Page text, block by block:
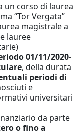
un corso di laurea
“Tor Vergata”
magistrale a
lauree
01/11/2020-
, della durata
periodi di
e
universitari
da parte
o fino a